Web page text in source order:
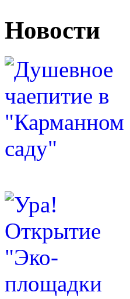
Новости